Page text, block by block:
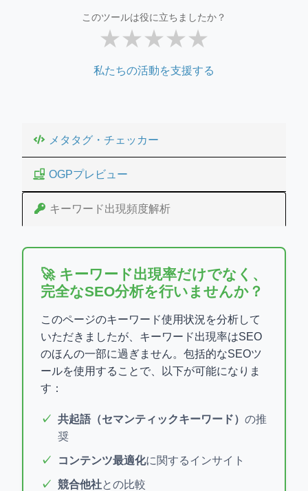
このツールは役に立ちましたか？
★★★★★
私たちの活動を支援する
メタタグ・チェッカー
OGPプレビュー
キーワード出現頻度解析
🚀 キーワード出現率だけでなく、
完全なSEO分析を行いませんか？
このページのキーワード使用状況を分析して
いただきましたが、キーワード出現率はSEO
のほんの一部に過ぎません。包括的なSEOツ
ールを使用することで、以下が可能になりま
す：
共起語（セマンティックキーワード） の推
奨
コンテンツ最適化に関するインサイト
競合他社との比較